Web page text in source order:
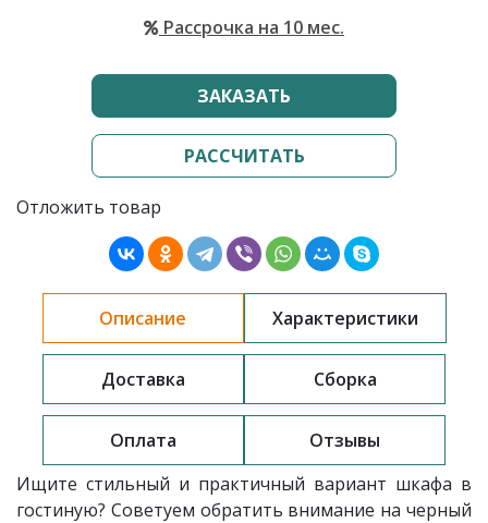
Рассрочка на 10 мес.
ЗАКАЗАТЬ
РАССЧИТАТЬ
Отложить товар
Описание Характеристики
Доставка Сборка
Оплата
Отзывы
Ищите стильный и практичный вариант шкафа в
гостиную? Советуем обратить внимание на черный